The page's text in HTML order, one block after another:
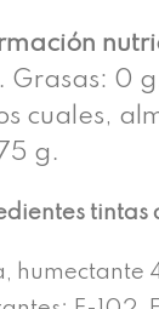
Grasas: 0
cuales,
g.
tintas
humectante